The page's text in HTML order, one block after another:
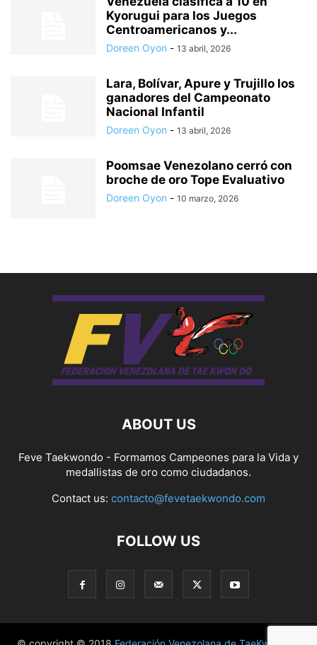
Kyorugui para los Juegos
Centroamericanos y...
Doreen Oyon - 13 abril, 2026
Lara, Bolívar, Apure y Trujillo los
ganadores del Campeonato
Nacional Infantil
Doreen Oyon - 13 abril, 2026
Poomsae Venezolano cerró con
broche de oro Tope Evaluativo
Doreen Oyon - 10 marzo, 2026
ABOUT US
Feve Taekwondo - Formamos Campeones para la Vida y
medallistas de oro como ciudadanos.
Contact us: contacto@fevetaekwondo.com
FOLLOW US